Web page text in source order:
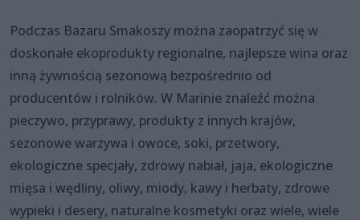
Podczas Bazaru Smakoszy można zaopatrzyć się w
doskonałe ekoprodukty regionalne, najlepsze wina oraz
inną żywnością sezonową bezpośrednio od
producentów i rolników. W Marinie znaleźć można
pieczywo, przyprawy, produkty z innych krajów,
sezonowe warzywa i owoce, soki, przetwory,
ekologiczne specjały, zdrowy nabiał, jaja, ekologiczne
mięsa i wędliny, oliwy, miody, kawy i herbaty, zdrowe
wypieki i desery, naturalne kosmetyki oraz wiele, wiele